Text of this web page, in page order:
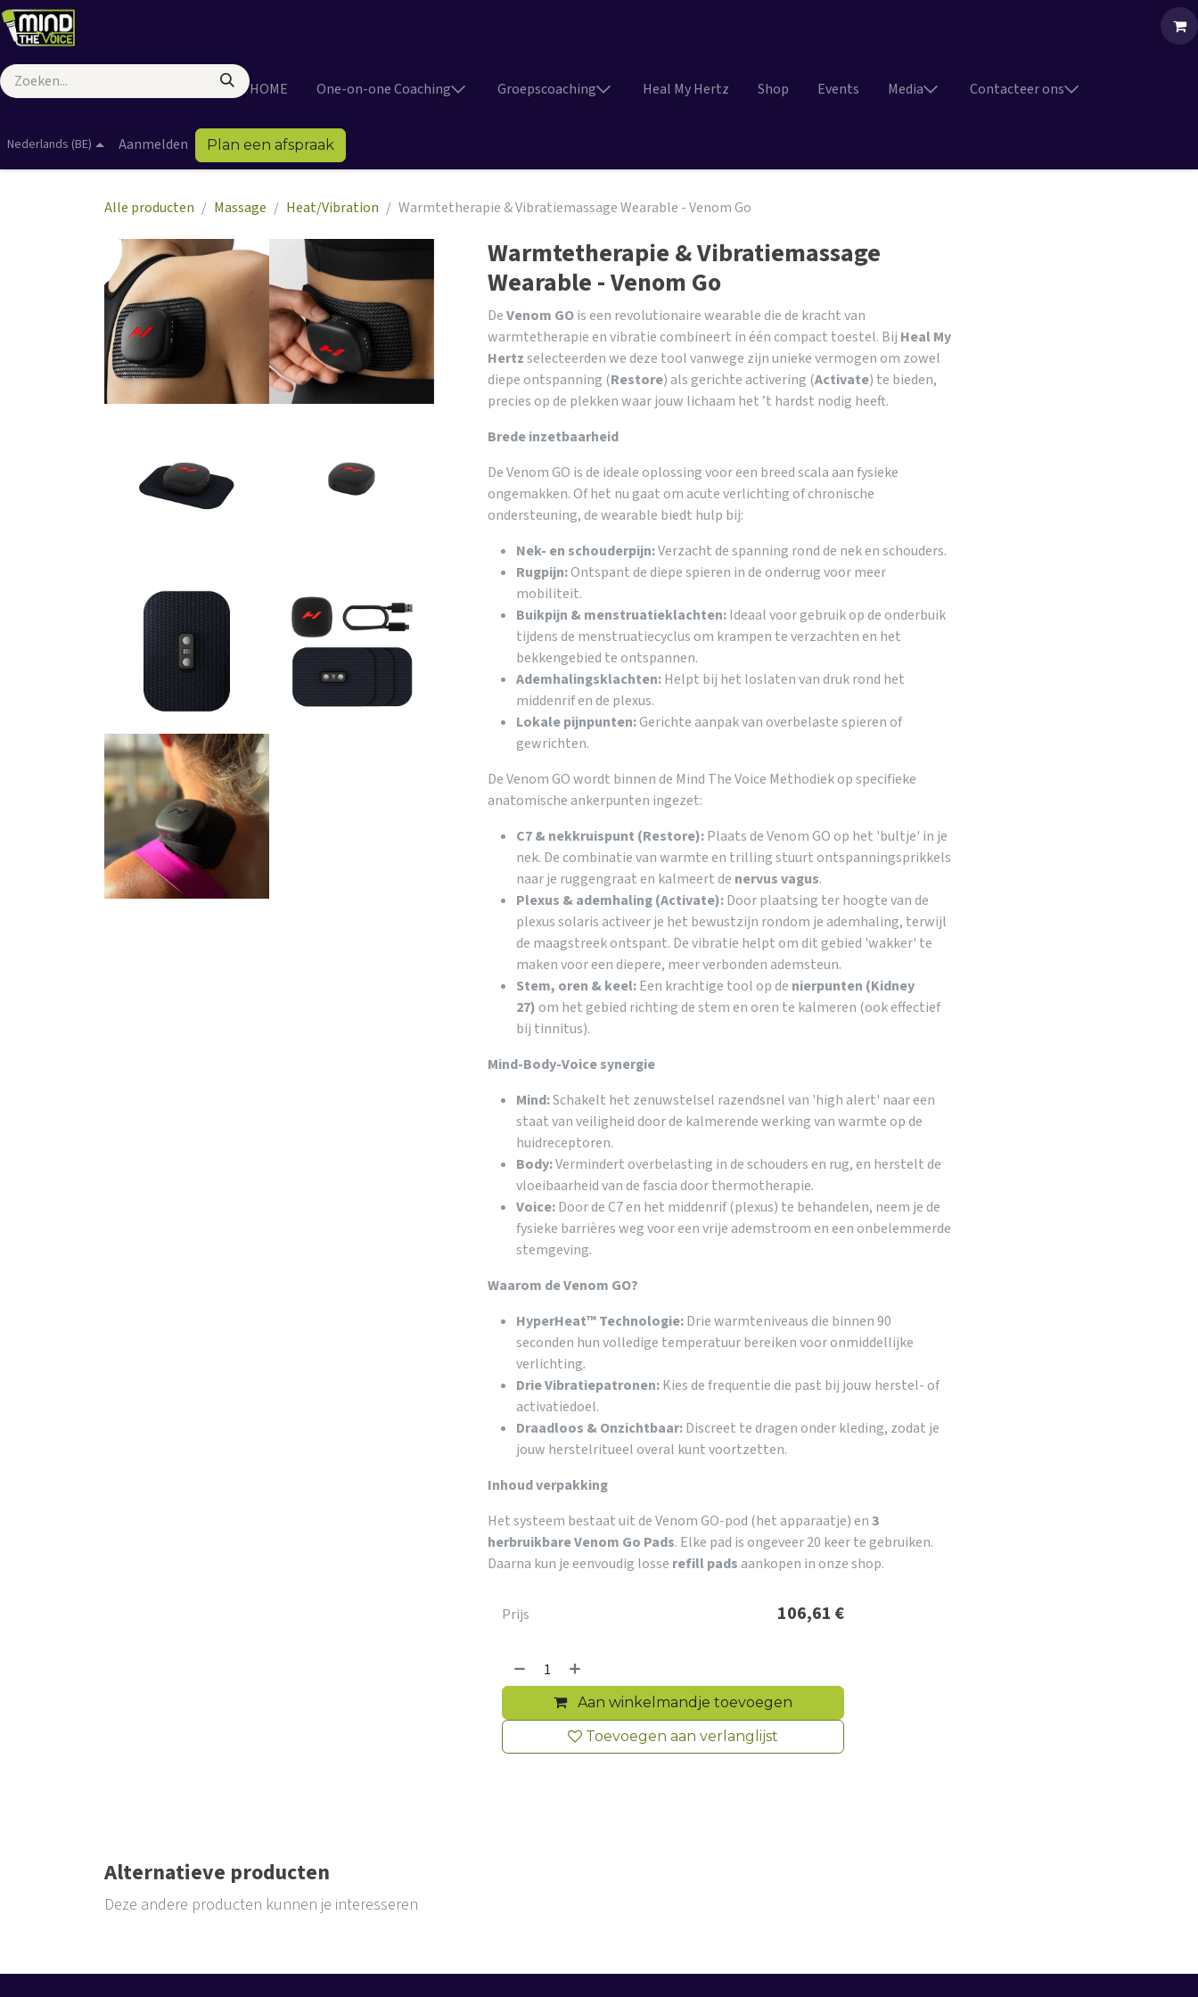
Overslaan naar inhoud
HOME One-on-one Coaching Groepscoaching Heal My Hertz Shop Events Media Contacteer ons
Nederlands (BE) Aanmelden Plan een afspraak
Alle producten Massage Heat/Vibration Warmtetherapie & Vibratiemassage Wearable - Venom Go
Warmtetherapie & Vibratiemassage
Wearable - Venom Go
DeVenom GOis een revolutionaire wearable die de kracht van
warmtetherapie en vibratie combineert in één compact toestel. Bij Heal My
Hertzselecteerden we deze tool vanwege zijn unieke vermogen om zowel
diepe ontspanning (Restore) als gerichte activering (Activate) te bieden,
precies op de plekken waar jouw lichaam het ’t hardst nodig heeft.
Brede inzetbaarheid
De Venom GO is de ideale oplossing voor een breed scala aan fysieke
ongemakken. Of het nu gaat om acute verlichting of chronische
ondersteuning, de wearable biedt hulp bij:
Nek- en schouderpijn:Verzacht de spanning rond de nek en schouders.
Rugpijn:Ontspant de diepe spieren in de onderrug voor meer
mobiliteit.
Buikpijn & menstruatieklachten:Ideaal voor gebruik op de onderbuik
tijdens de menstruatiecyclus om krampen te verzachten en het
bekkengebied te ontspannen.
Ademhalingsklachten:Helpt bij het loslaten van druk rond het
middenrif en de plexus.
Lokale pijnpunten:Gerichte aanpak van overbelaste spieren of
gewrichten.
De Venom GO wordt binnen de Mind The Voice Methodiek op specifieke
anatomische ankerpunten ingezet:
C7 & nekkruispunt (Restore):Plaats de Venom GO op het 'bultje' in je
nek. De combinatie van warmte en trilling stuurt ontspanningsprikkels
naar je ruggengraat en kalmeert de nervus vagus.
Plexus & ademhaling (Activate):Door plaatsing ter hoogte van de
plexus solaris activeer je het bewustzijn rondom je ademhaling, terwijl
de maagstreek ontspant. De vibratie helpt om dit gebied 'wakker' te
maken voor een diepere, meer verbonden ademsteun.
Stem, oren & keel:Een krachtige tool op de nierpunten (Kidney
27)om het gebied richting de stem en oren te kalmeren (ook effectief
bij tinnitus).
Mind-Body-Voice synergie
Mind:Schakelt het zenuwstelsel razendsnel van 'high alert' naar een
staat van veiligheid door de kalmerende werking van warmte op de
huidreceptoren.
Body:Vermindert overbelasting in de schouders en rug, en herstelt de
vloeibaarheid van de fascia door thermotherapie.
Voice:Door de C7 en het middenrif (plexus) te behandelen, neem je de
fysieke barrières weg voor een vrije ademstroom en een onbelemmerde
stemgeving.
Waarom de Venom GO?
HyperHeat™ Technologie:Drie warmteniveaus die binnen 90
seconden hun volledige temperatuur bereiken voor onmiddellijke
verlichting.
Drie Vibratiepatronen:Kies de frequentie die past bij jouw herstel- of
activatiedoel.
Draadloos & Onzichtbaar:Discreet te dragen onder kleding, zodat je
jouw herstelritueel overal kunt voortzetten.
Inhoud verpakking
Het systeem bestaat uit de Venom GO-pod (het apparaatje) en3
herbruikbare Venom Go Pads. Elke pad is ongeveer 20 keer te gebruiken.
Daarna kun je eenvoudig losse refill padsaankopen in onze shop.
Aan winkelmandje toevoegen
Toevoegen aan verlanglijst
Prijs 106,61 €
Alternatieve producten
Deze andere producten kunnen je interesseren